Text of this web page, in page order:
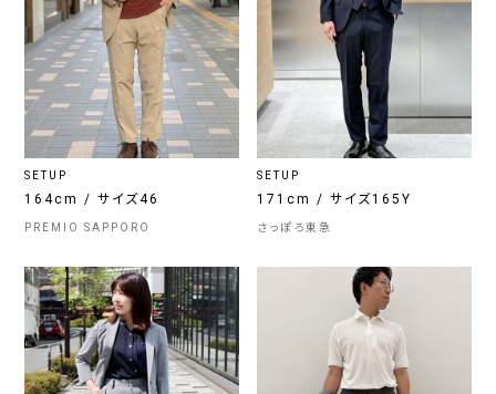
SETUP
164cm / サイズ46
PREMIO SAPPORO
SETUP
171cm / サイズ165Y
さっぽろ東急